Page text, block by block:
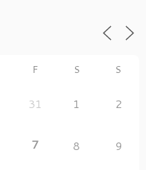
F S S
31 1 2
7 8 9